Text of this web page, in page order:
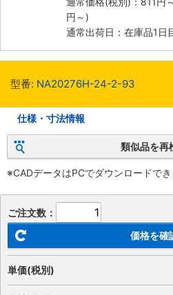
円 ～)
通常出荷日：在庫品1日
型番: NA20276H-24-2-93
仕様・寸法情報
類似品を再
※CADデータはPCでダウンロードで
ご注文数：
価格を確
単価(税別)